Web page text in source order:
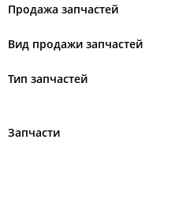
Продажа запчастей
Вид продажи запчастей
Тип запчастей
Запчасти